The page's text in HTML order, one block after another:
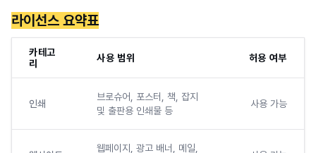
라이선스 요약표
카테고
리
사용 범위 허용 여부
인쇄
브로슈어, 포스터, 책, 잡지
및 출판용 인쇄물 등
사용 가능
웹페이지, 광고 배너, 메일,